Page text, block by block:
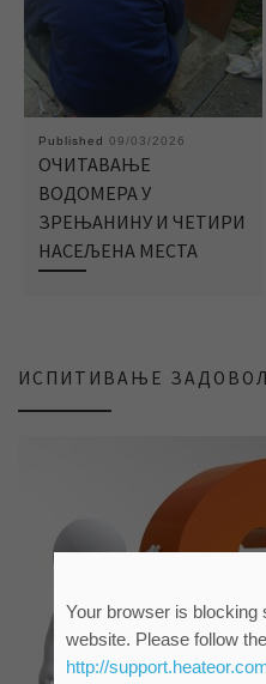
Published 09/03/2026
ОЧИТАВАЊЕ
ВОДОМЕРА У
ЗРЕЊАНИНУ И ЧЕТИРИ
НАСЕЉЕНА МЕСТА
ИСПИТИВАЊЕ
Your browser is blocking
website. Please follow
http://